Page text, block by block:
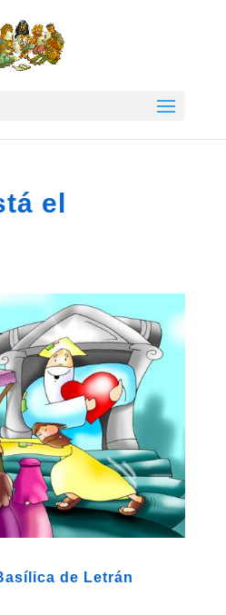
el
de Letrán